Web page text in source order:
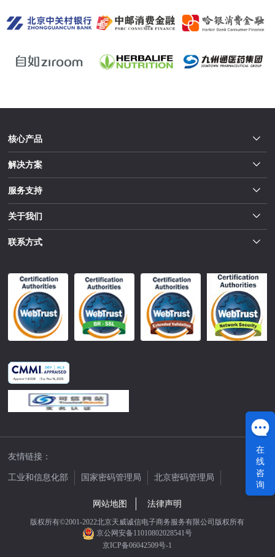
核心产品
解决方案
服务支持
关于我们
联系方式
友情链接：
工业和信息化部 国家密码管理局
北京密码管理局
网站地图
法律声明
版权所有©2001-2022北京天威诚信电子商务服务有限公司版权所有
京公网安备11010802028541号
京ICP备06042509号-1
在
线
咨
询